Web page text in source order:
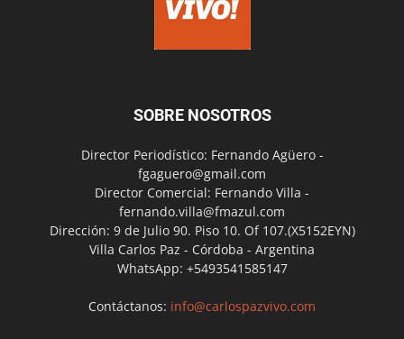
SOBRE NOSOTROS
Director Periodístico: Fernando Agüero -
fgaguero@gmail.com
Director Comercial: Fernando Villa -
fernando.villa@fmazul.com
Dirección: 9 de Julio 90. Piso 10. Of 107.(X5152EYN)
Villa Carlos Paz - Córdoba - Argentina
WhatsApp: +5493541585147
Contáctanos: info@carlospazvivo.com